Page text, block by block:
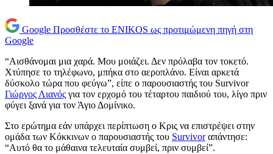
Google Προσθέστε το ENIKOS ως προτιμώμενη πηγή στη
Google
“Αισθάνομαι μια χαρά. Μου μοιάζει. Δεν πρόλαβα τον τοκετό.
Χτύπησε το τηλέφωνο, μπήκα στο αεροπλάνο. Είναι αρκετά
δύσκολο τώρα που φεύγω”, είπε ο παρουσιαστής του Survivor
Γιώργος Λιανός για τον ερχομό του τέταρτου παιδιού του, λίγο πριν
φύγει ξανά για τον Άγιο Δομίνικο.
Στο ερώτημα εάν υπάρχει περίπτωση ο Κρις να επιστρέψει στην
ομάδα των Κόκκινων ο παρουσιαστής του Survivorαπάντησε:
“Αυτό θα το μάθαινα τελευταία συμβεί, πριν συμβεί”.